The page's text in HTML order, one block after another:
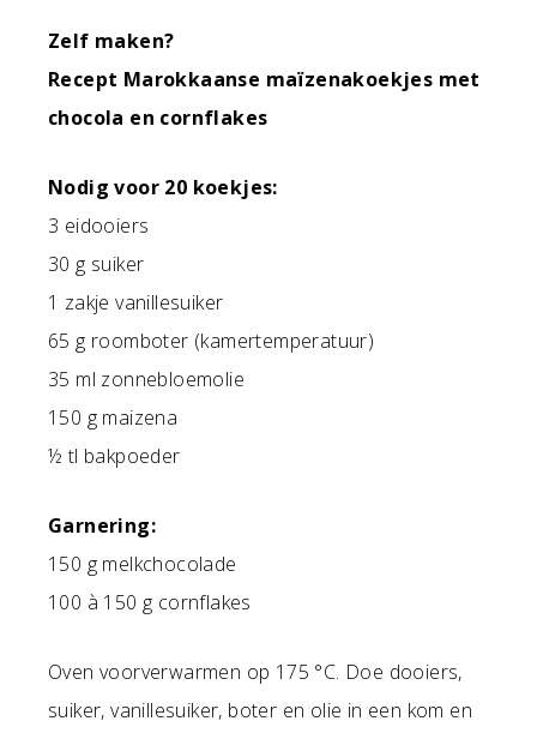
Zelf maken?
Recept Marokkaanse maïzenakoekjes met
chocola en cornflakes
Nodig voor 20 koekjes:
3 eidooiers
30 g suiker
1 zakje vanillesuiker
65 g roomboter (kamertemperatuur)
35 ml zonnebloemolie
150 g maizena
½ tl bakpoeder
Garnering:
150 g melkchocolade
100 à 150 g cornflakes
Oven voorverwarmen op 175 °C. Doe dooiers,
suiker, vanillesuiker, boter en olie in een kom en